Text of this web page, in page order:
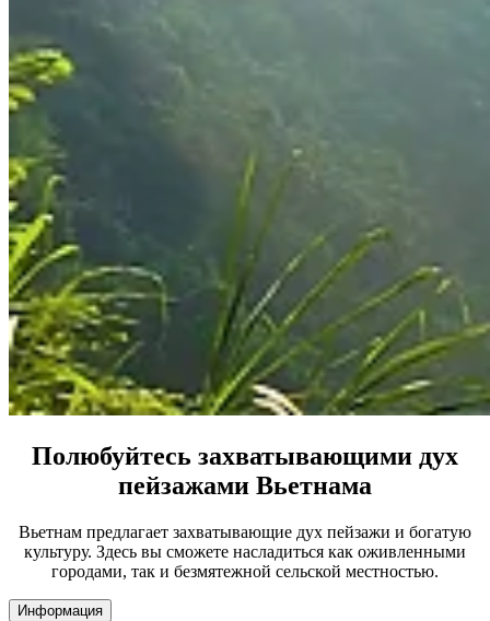
Полюбуйтесь захватывающими дух
пейзажами Вьетнама
Вьетнам предлагает захватывающие дух пейзажи и богатую
культуру. Здесь вы сможете насладиться как оживленными
городами, так и безмятежной сельской местностью.
Информация